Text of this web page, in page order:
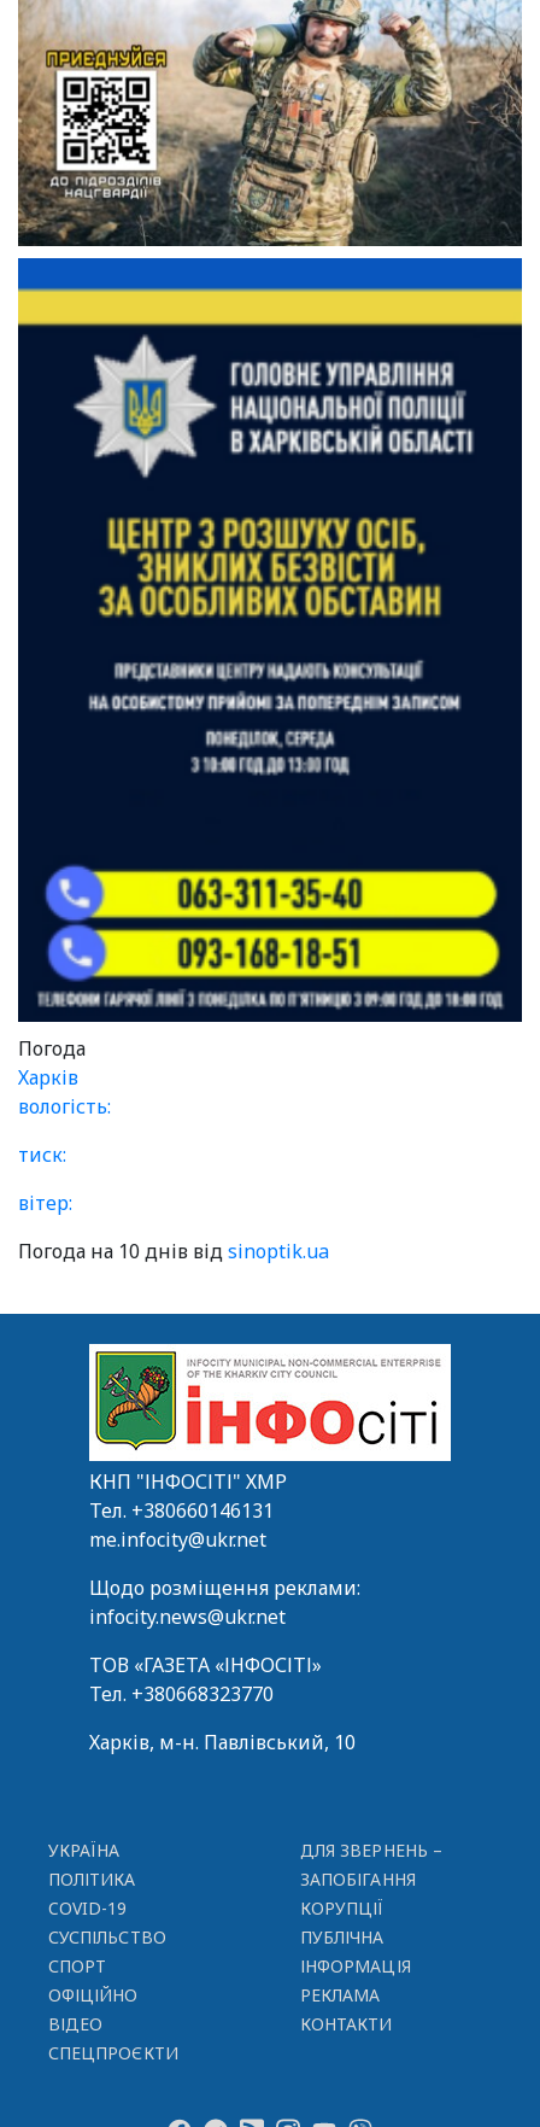
Погода
Харків
вологість:
тиск:
вітер:
Погода на 10 днів відsinoptik.ua
КНП "ІНФОСІТІ" ХМР
Тел. +380660146131
me.infocity@ukr.net
Щодо розміщення реклами:
infocity.news@ukr.net
ТОВ «ГАЗЕТА «ІНФОСІТІ»
Тел. +380668323770
Харків, м-н. Павлівський, 10
УКРАЇНА
ПОЛІТИКА
COVID-19
СУСПІЛЬСТВО
СПОРТ
ОФІЦІЙНО
ВІДЕО
СПЕЦПРОЄКТИ
ДЛЯ ЗВЕРНЕНЬ –
ЗАПОБІГАННЯ
КОРУПЦІЇ
ПУБЛІЧНА
ІНФОРМАЦІЯ
РЕКЛАМА
КОНТАКТИ